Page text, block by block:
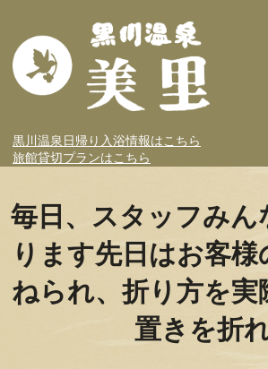
黒川温泉日帰り入浴情報はこちら
旅館貸切プランはこちら
毎日、スタッフみ
ります先日はお客
ねられ、折り方を
置きを折